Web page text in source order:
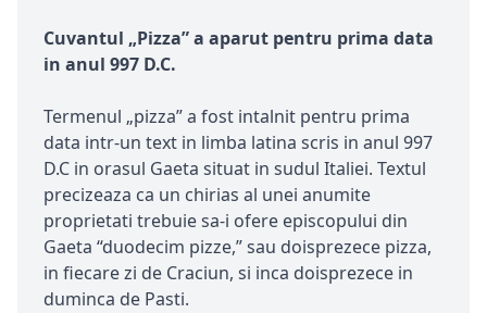
Cuvantul „Pizza” a aparut pentru prima data
in anul 997 D.C.
Termenul „pizza” a fost intalnit pentru prima
data intr-un text in limba latina scris in anul 997
D.C in orasul Gaeta situat in sudul Italiei. Textul
precizeaza ca un chirias al unei anumite
proprietati trebuie sa-i ofere episcopului din
Gaeta “duodecim pizze,” sau doisprezece pizza,
in fiecare zi de Craciun, si inca doisprezece in
duminca de Pasti.